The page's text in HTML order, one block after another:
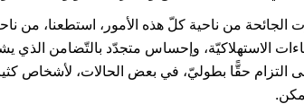
الجائحة من ناحية كلّ هذه الأمور، استطعنا، من
الاستهلاكيّة، وإحساس متجدّد بالتّضامن الذي
التزام حقًّا بطوليّ، في بعض الحالات، لأشخاص